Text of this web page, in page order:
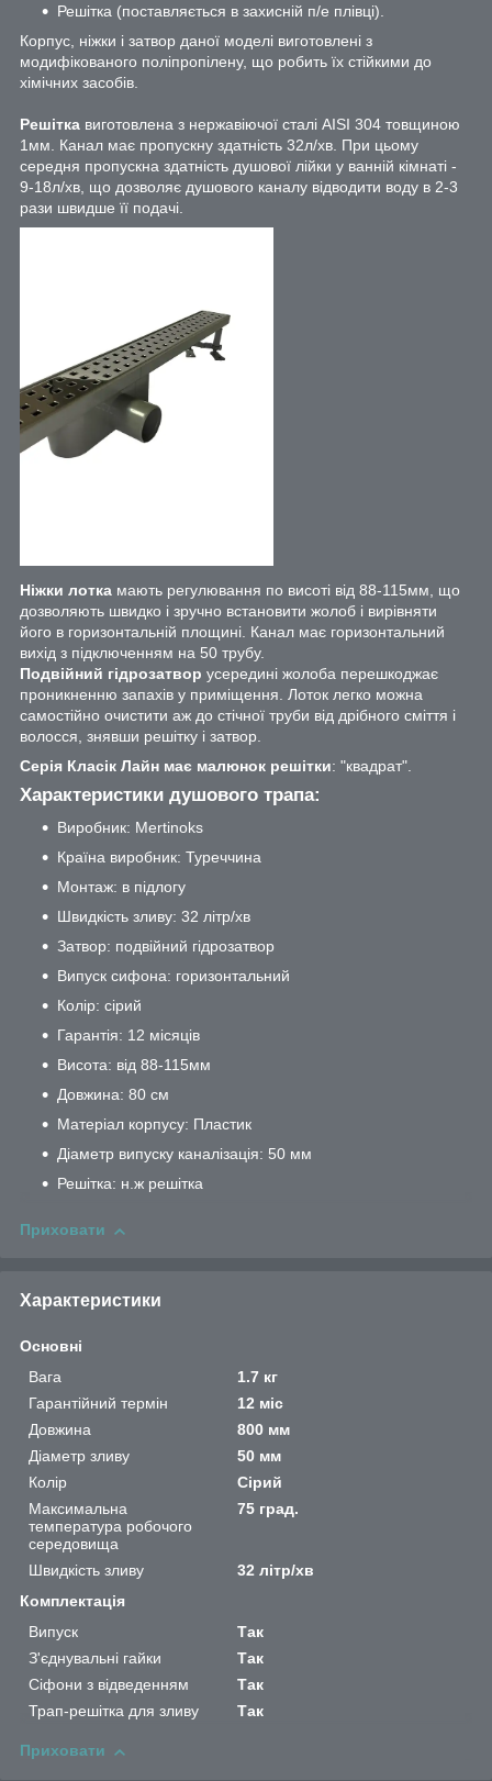
Решітка (поставляється в захисній п/е плівці).
Корпус, ніжки і затвор даної моделі виготовлені з
модифікованого поліпропілену, що робить їх стійкими до
хімічних засобів.
Решітка виготовлена з нержавіючої сталі AISI 304 товщиною
1мм. Канал має пропускну здатність 32л/хв. При цьому
середня пропускна здатність душової лійки у ванній кімнаті -
9-18л/хв, що дозволяє душового каналу відводити воду в 2-3
рази швидше її подачі.
Ніжки лотка мають регулювання по висоті від 88-115мм, що
дозволяють швидко і зручно встановити жолоб і вирівняти
його в горизонтальній площині. Канал має горизонтальний
вихід з підключенням на 50 трубу.
Подвійний гідрозатвор усередині жолоба перешкоджає
проникненню запахів у приміщення. Лоток легко можна
самостійно очистити аж до стічної труби від дрібного сміття і
волосся, знявши решітку і затвор.
Серія Класік Лайн має малюнок решітки: "квадрат".
Характеристики душового трапа:
Виробник: Mertinoks
Країна виробник: Туреччина
Монтаж: в підлогу
Швидкість зливу: 32 літр/хв
Затвор: подвійний гідрозатвор
Випуск сифона: горизонтальний
Колір: сірий
Гарантія: 12 місяців
Висота: від 88-115мм
Довжина: 80 см
Матеріал корпусу: Пластик
Діаметр випуску каналізація: 50 мм
Решітка: н.ж решітка
Приховати
Характеристики
Основні
Вага
1.7 кг
Гарантійний термін
12 міс
Довжина
800 мм
Діаметр зливу
50 мм
Колір
Сірий
Максимальна
температура робочого
середовища
75 град.
Швидкість зливу
32 літр/хв
Комплектація
Випуск
Так
З'єднувальні гайки
Так
Сіфони з відведенням
Так
Трап-решітка для зливу
Так
Приховати